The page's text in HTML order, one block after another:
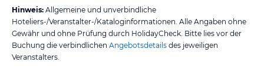
Hinweis: Allgemeine und unverbindliche
Hoteliers-/Veranstalter-/Kataloginformationen. Alle Angaben ohne
Gewähr und ohne Prüfung durch HolidayCheck. Bitte lies vor der
Buchung die verbindlichen Angebotsdetails des jeweiligen
Veranstalters.